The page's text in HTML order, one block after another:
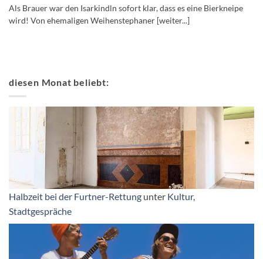
Als Brauer war den Isarkindln sofort klar, dass es eine Bierkneipe
wird! Von ehemaligen Weihenstephaner [weiter...]
diesen Monat beliebt:
Halbzeit bei der Furtner-Rettung unter Kultur,
Stadtgespräche